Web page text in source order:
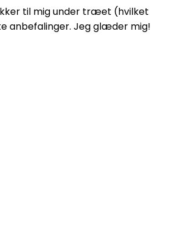
til mig under træet (hvilket
anbefalinger. Jeg glæder mig!